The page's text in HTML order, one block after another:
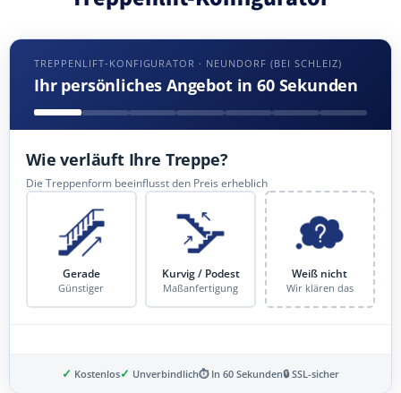
TREPPENLIFT-KONFIGURATOR · NEUNDORF (BEI SCHLEIZ)
Ihr persönliches Angebot in 60 Sekunden
Wie verläuft Ihre Treppe?
Die Treppenform beeinflusst den Preis erheblich
Gerade
Günstiger
Kurvig / Podest
Maßanfertigung
Weiß nicht
Wir klären das
✓ Kostenlos✓ Unverbindlich⏱ In 60 Sekunden🔒 SSL-sicher